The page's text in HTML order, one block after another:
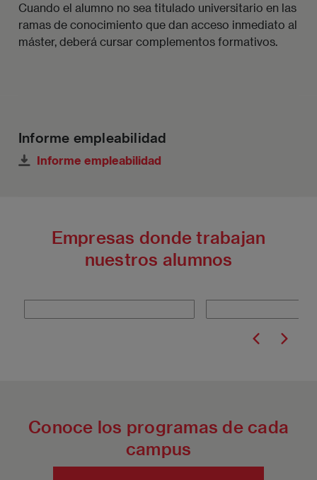
Cuando el alumno no sea titulado universitario en las
ramas de conocimiento que dan acceso inmediato al
máster, deberá cursar complementos formativos.
Informe empleabilidad
Informe empleabilidad
Empresas donde trabajan
nuestros alumnos
Conoce los programas de cada
campus